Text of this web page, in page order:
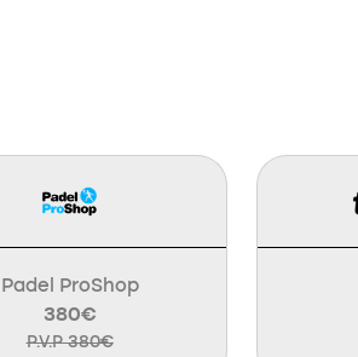
Padel ProShop
380€
P.V.P 380€